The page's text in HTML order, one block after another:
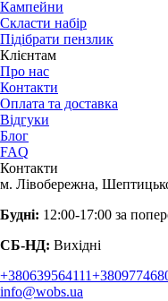
Кампейни
Скласти набір
Підібрати пензлик
Клієнтам
Про нас
Контакти
Оплата та доставка
Відгуки
Блог
FAQ
Контакти
м. Лівобережна,
Будні: 12:00-17:00 за
СБ-НД: Вихідні
+380639564111
info@wobs.ua